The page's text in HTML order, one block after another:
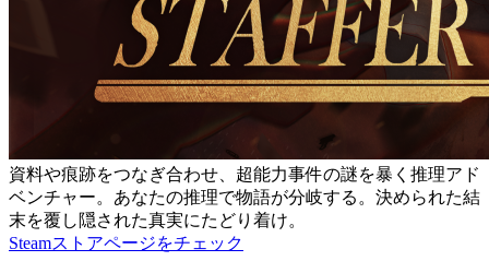
資料や痕跡をつなぎ合わせ、超能力事件の謎を暴く推理アド
ベンチャー。あなたの推理で物語が分岐する。決められた結
末を覆し隠された真実にたどり着け。
Steamストアページをチェック